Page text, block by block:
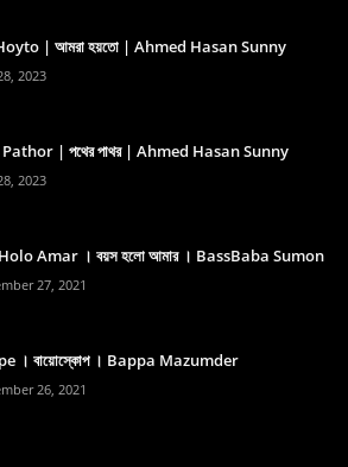
| আমরা হয়তো | Ahmed Hasan Sunny
2023
| পথের পাথর | Ahmed Hasan Sunny
2023
Amar । বয়স হলো আমার । BassBaba Sumon
27, 2021
। বায়োস্কোপ । Bappa Mazumder
26, 2021